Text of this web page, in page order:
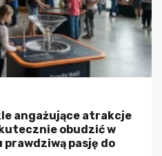
angażujące atrakcje
obudzić w
pasję do